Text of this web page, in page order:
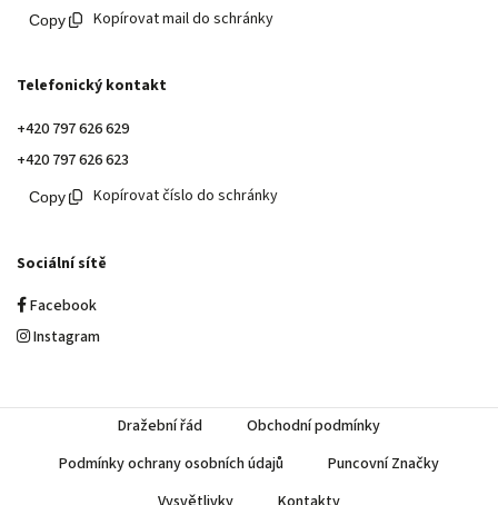
Kopírovat mail do schránky
Telefonický kontakt
+420 797 626 629
+420 797 626 623
Kopírovat číslo do schránky
Sociální sítě
Facebook
Instagram
Dražební řád
Obchodní podmínky
Podmínky ochrany osobních údajů
Puncovní Značky